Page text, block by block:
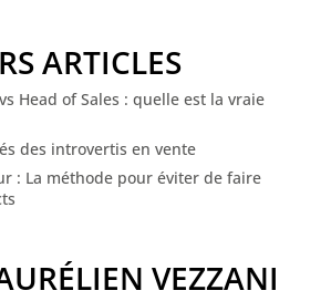
ARTICLES
Head of Sales : quelle est la vraie
des introvertis en vente
: La méthode pour éviter de faire
VEZZANI